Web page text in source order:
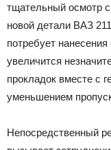
тщательный осмотр
новой детали ВАЗ
потребует
увеличится
прокладок вместе с
уменьшением
Непосредственный